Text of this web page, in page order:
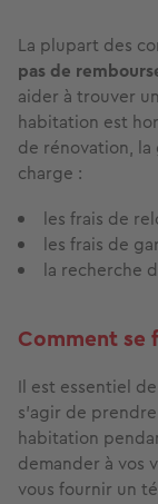
La plupart des
pas de
aider à trouver
habitation est
de rénovation,
charge :
les frais de
les frais de
la recherche
Comment se
Il est essentiel de
s’agir de
habitation
demander à vos
vous fournir un